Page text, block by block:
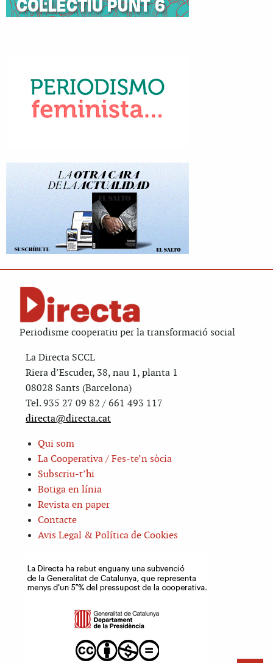
Periodisme cooperatiu per la transformació social
La Directa SCCL
Riera d’Escuder, 38, nau 1, planta 1
08028 Sants (Barcelona)
Tel. 935 27 09 82 / 661 493 117
directa@directa.cat
Qui som
La Cooperativa / Fes-te’n sòcia
Subscriu-t’hi
Botiga en línia
Revista en paper
Contacte
Avis Legal & Política de Cookies